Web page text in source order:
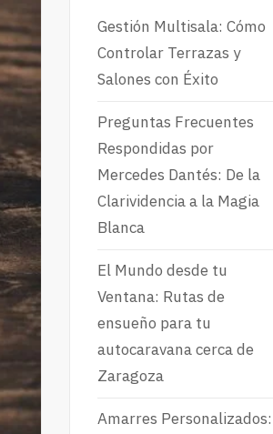
Gestión Multisala: Cómo
Controlar Terrazas y
Salones con Éxito
Preguntas Frecuentes
Respondidas por
Mercedes Dantés: De la
Clarividencia a la Magia
Blanca
El Mundo desde tu
Ventana: Rutas de
ensueño para tu
autocaravana cerca de
Zaragoza
Amarres Personalizados: